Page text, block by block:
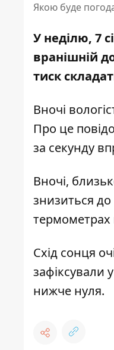
Якою буде
У неділю, 7
вранішній
тиск
Вночі
Про це
за секунду
Вночі,
знизиться до
термометрах
Схід сонця
зафіксували
нижче нуля.